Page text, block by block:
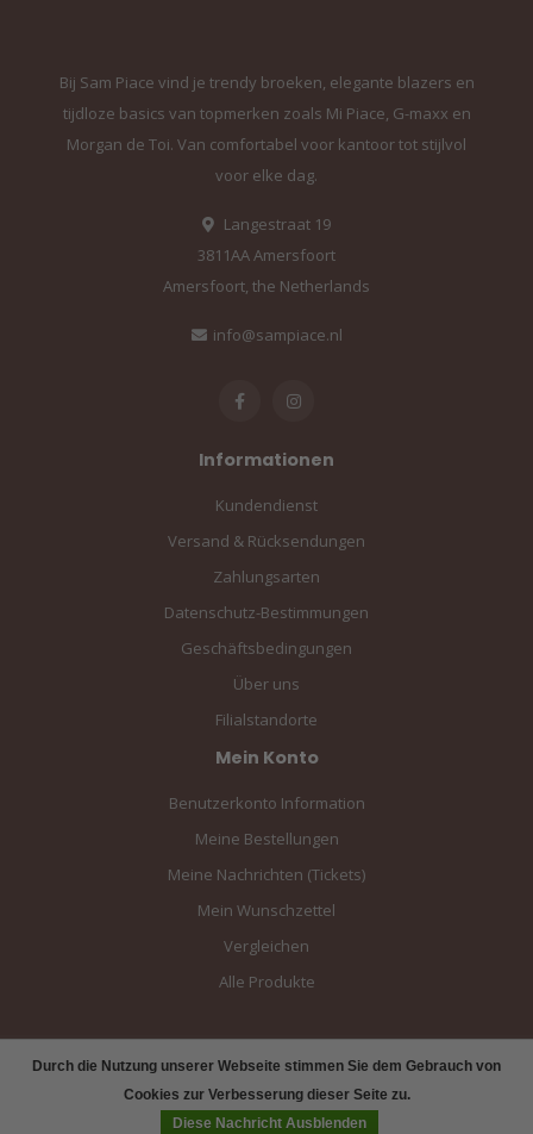
Durch die Nutzung unserer Webseite stimmen Sie dem Gebrauch von
Cookies zur Verbesserung dieser Seite zu.
Diese Nachricht Ausblenden
Bij Sam Piace vind je trendy broeken, elegante blazers en
tijdloze basics van topmerken zoals Mi Piace, G-maxx en
Morgan de Toi. Van comfortabel voor kantoor tot stijlvol
voor elke dag.
Langestraat 19
3811AA Amersfoort
Amersfoort, the Netherlands
info@sampiace.nl
Informationen
Kundendienst
Versand & Rücksendungen
Zahlungsarten
Datenschutz-Bestimmungen
Geschäftsbedingungen
Über uns
Filialstandorte
Mein Konto
Benutzerkonto Information
Meine Bestellungen
Meine Nachrichten (Tickets)
Mein Wunschzettel
Vergleichen
Alle Produkte